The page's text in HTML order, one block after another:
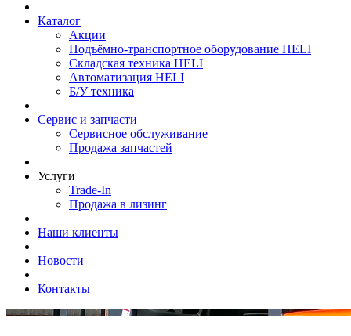
Каталог
Акции
Подъёмно-транспортное оборудование HELI
Складская техника HELI
Автоматизация HELI
Б/У техника
Сервис и запчасти
Сервисное обслуживание
Продажа запчастей
Услуги
Trade-In
Продажа в лизинг
Наши клиенты
Новости
Контакты